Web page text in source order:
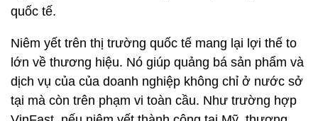
quốc tế.
Niêm yết trên thị trường quốc tế mang lại lợi thế to
lớn về thương hiệu. Nó giúp quảng bá sản phẩm và
dịch vụ của của doanh nghiệp không chỉ ở nước sở
tại mà còn trên phạm vi toàn cầu. Như trường hợp